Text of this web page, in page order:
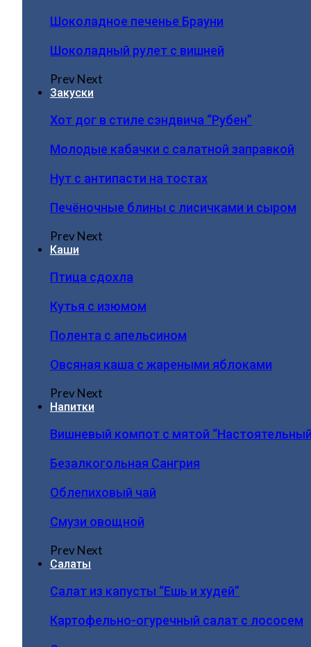
Шоколадное печенье Брауни
Шоколадный рулет с вишней
PrevNext
Закуски
Хот дог в стиле сэндвича “Рубен”
Молодые кабачки с салатной заправкой
Нут с антипасти на тостах
Печёночные блины с лисичками и сыром
PrevNext
Каши
Птица сдохла
Кутья с изюмом
Полента с апельсином
Овсяная каша с жареными яблоками
PrevNext
Напитки
Вишневый компот с мятой
Безалкогольная Сангрия
Облепиховый чай
Смузи овощной
PrevNext
Салаты
Салат из капусты “Ешь и худей”
Картофельно-огуречный салат с лососем